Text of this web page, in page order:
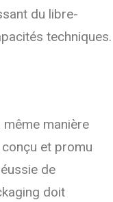
du libre-
techniques.
manière
et promu
de
doit